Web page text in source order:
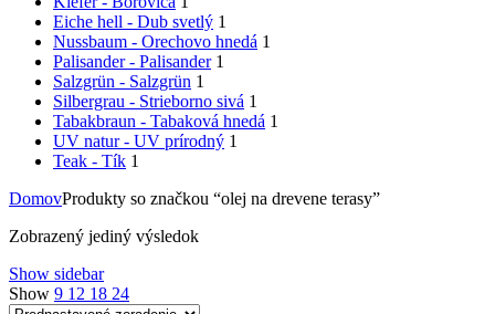
Eiche hell - Dub svetlý 1
Nussbaum - Orechovo hnedá 1
Palisander - Palisander 1
Salzgrün - Salzgrün 1
Silbergrau - Strieborno sivá 1
Tabakbraun - Tabaková hnedá 1
UV natur - UV prírodný 1
Teak - Tík 1
DomovProdukty so značkou “olej na drevene terasy”
Zobrazený jediný výsledok
Show sidebar
Show 9 12 18 24